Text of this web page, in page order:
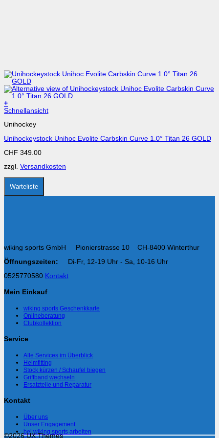
+
Dieses
weist
Varianten
Die
können
auf
der
Produktseite
gewählt
Schnellansicht
Unihockey
Unihockeystock Unihoc Evolite Carbskin Curve 1.0° Titan 26 GOLD
CHF 349.00
zzgl. Versandkosten
Warteliste
wiking sports GmbH Pionierstrasse 10 CH-8400 Winterthur
Öffnungszeiten:
Di-Fr, 12-19 Uhr - Sa, 10-16 Uhr
0525770580 Kontakt
Mein Einkauf
wiking sports Geschenkkarte
Onlineberatung
Clubkollektion
Service
Alle Services im Überblick
Helmfitting
Stock kürzen / Schaufel biegen
Griffband wechseln
Ersatzteile und Reparatur
Kontakt
Über uns
Unser Engagement
bei wiking sports arbeiten
©2026 UX Themes